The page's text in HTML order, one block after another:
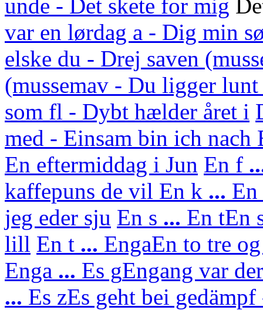
unde - Det skete for mig
var en lørdag a - Dig min
elske du - Drej saven
(mussemav - Du ligger lunt
som fl - Dybt hælder året i
med - Einsam bin ich nach
En eftermiddag i Jun En f
kaffepuns de vil En k ... En
jeg eder sju En s ... En tEn
lill En t ... EngaEn to tre
Enga ... Es gEngang var
... Es zEs geht bei